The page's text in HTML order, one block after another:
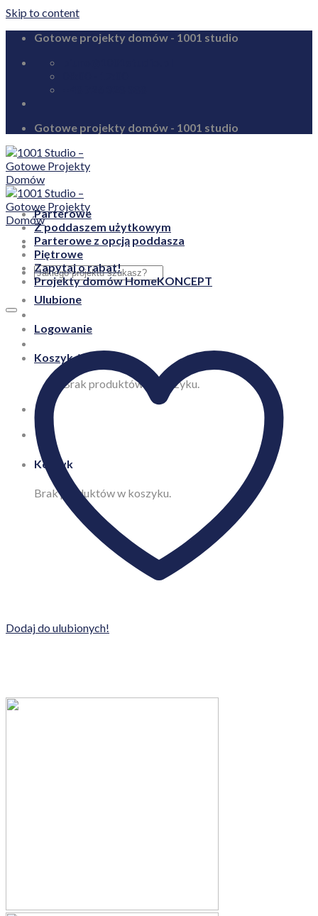
Skip to content
Gotowe projekty domów - 1001 studio
Gotowe projekty domów - 1001 studio
Ulubione
Logowanie
Koszyk /0,00
Brak produktów w koszyku.
Koszyk
Brak produktów w koszyku.
Parterowe
Z poddaszem użytkowym
Parterowe z opcją poddasza
Piętrowe
Zapytaj o rabat!
Projekty domów HomeKONCEPT
Dodaj do ulubionych!